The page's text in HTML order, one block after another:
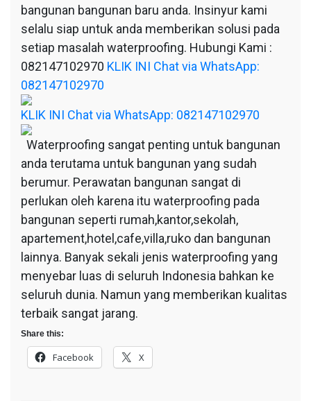
bangunan bangunan baru anda. Insinyur kami
selalu siap untuk anda memberikan solusi pada
setiap masalah waterproofing. Hubungi Kami :
082147102970 KLIK INI Chat via WhatsApp:
082147102970
KLIK INI Chat via WhatsApp: 082147102970
Waterproofing sangat penting untuk bangunan
anda terutama untuk bangunan yang sudah
berumur. Perawatan bangunan sangat di
perlukan oleh karena itu waterproofing pada
bangunan seperti rumah,kantor,sekolah,
apartement,hotel,cafe,villa,ruko dan bangunan
lainnya. Banyak sekali jenis waterproofing yang
menyebar luas di seluruh Indonesia bahkan ke
seluruh dunia. Namun yang memberikan kualitas
terbaik sangat jarang.
Share this:
Facebook X